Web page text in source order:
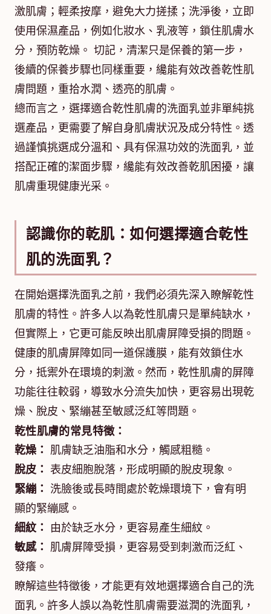
激肌膚；輕柔按摩，避免大力搓揉；洗淨後，立即
使用保濕產品，例如化妝水、乳液等，鎖住肌膚水
分，預防乾燥。 切記，清潔只是保養的第一步，
後續的保養步驟也同樣重要，纔能有效改善乾性肌
膚問題，重拾水潤、透亮的肌膚。
總而言之，選擇適合乾性肌膚的洗面乳並非單純挑
選產品，更需要了解自身肌膚狀況及成分特性。透
過謹慎挑選成分溫和、具有保濕功效的洗面乳，並
搭配正確的潔面步驟，纔能有效改善乾肌困擾，讓
肌膚重現健康光采。
認識你的乾肌：如何選擇適合乾性
肌的洗面乳？
在開始選擇洗面乳之前，我們必須先深入瞭解乾性
肌膚的特性。許多人以為乾性肌膚只是單純缺水，
但實際上，它更可能反映出肌膚屏障受損的問題。
健康的肌膚屏障如同一道保護膜，能有效鎖住水
分，抵禦外在環境的刺激。然而，乾性肌膚的屏障
功能往往較弱，導致水分流失加快，更容易出現乾
燥、脫皮、緊繃甚至敏感泛紅等問題。
乾性肌膚的常見特徵：
乾燥： 肌膚缺乏油脂和水分，觸感粗糙。
脫皮： 表皮細胞脫落，形成明顯的脫皮現象。
緊繃： 洗臉後或長時間處於乾燥環境下，會有明
顯的緊繃感。
細紋： 由於缺乏水分，更容易產生細紋。
敏感： 肌膚屏障受損，更容易受到刺激而泛紅、
發癢。
瞭解這些特徵後，才能更有效地選擇適合自己的洗
面乳。許多人誤以為乾性肌膚需要滋潤的洗面乳，